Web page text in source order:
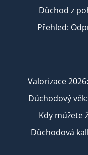
Důchod z
Přehled:
Valorizace
Důchodový
Kdy můžete
Důchodová